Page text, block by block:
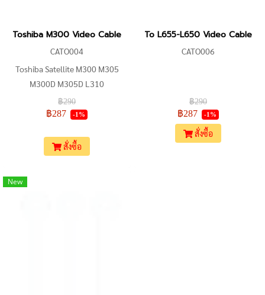
Toshiba M300 Video Cable
CATO004
Toshiba Satellite M300 M305
M300D M305D L310
DD0TE1LC000
฿290
฿287 -1%
สั่งซื้อ
To L655-L650 Video Cable
CATO006
฿290
฿287 -1%
สั่งซื้อ
New